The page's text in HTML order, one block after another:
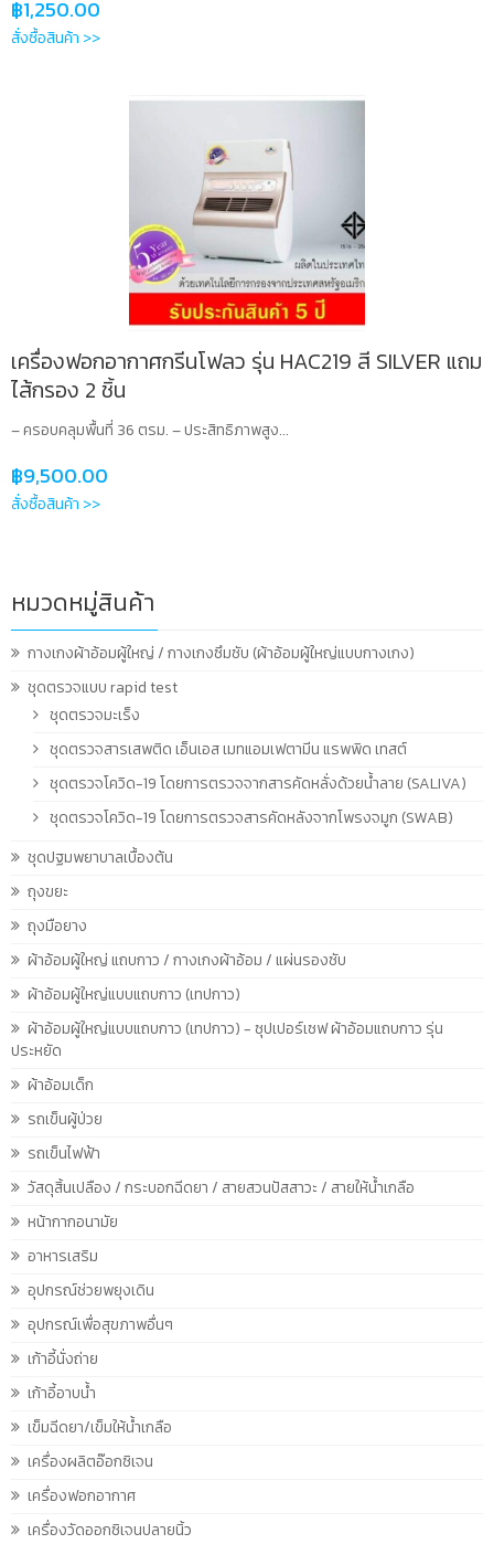
฿1,250.00
สั่งซื้อสินค้า >>
เครื่องฟอกอากาศกรีนโฟลว รุ่น HAC219 สี SILVER แถม
ไส้กรอง 2 ชิ้น
– ครอบคลุมพื้นที่ 36 ตรม. – ประสิทธิภาพสูง...
฿9,500.00
สั่งซื้อสินค้า >>
หมวดหมู่สินค้า
กางเกงผ้าอ้อมผู้ใหญ่ / กางเกงซึมซับ (ผ้าอ้อมผู้ใหญ่แบบกางเกง)
ชุดตรวจแบบ rapid test
ชุดตรวจมะเร็ง
ชุดตรวจสารเสพติด เอ็นเอส เมทแอมเฟตามีน แรพพิด เทสต์
ชุดตรวจโควิด-19 โดยการตรวจจากสารคัดหลั่งด้วยน้ำลาย (SALIVA)
ชุดตรวจโควิด-19 โดยการตรวจสารคัดหลังจากโพรงจมูก (SWAB)
ชุดปฐมพยาบาลเบื้องต้น
ถุงขยะ
ถุงมือยาง
ผ้าอ้อมผู้ใหญ่ แถบกาว / กางเกงผ้าอ้อม / แผ่นรองซับ
ผ้าอ้อมผู้ใหญ่แบบแถบกาว (เทปกาว)
ผ้าอ้อมผู้ใหญ่แบบแถบกาว (เทปกาว) - ซุปเปอร์เซฟ ผ้าอ้อมแถบกาว รุ่น
ประหยัด
ผ้าอ้อมเด็ก
รถเข็นผู้ป่วย
รถเข็นไฟฟ้า
วัสดุสิ้นเปลือง / กระบอกฉีดยา / สายสวนปัสสาวะ / สายให้น้ำเกลือ
หน้ากากอนามัย
อาหารเสริม
อุปกรณ์ช่วยพยุงเดิน
อุปกรณ์เพื่อสุขภาพอื่นๆ
เก้าอี้นั่งถ่าย
เก้าอี้อาบน้ำ
เข็มฉีดยา/เข็มให้น้ำเกลือ
เครื่องผลิตอ๊อกซิเจน
เครื่องฟอกอากาศ
เครื่องวัดออกซิเจนปลายนิ้ว